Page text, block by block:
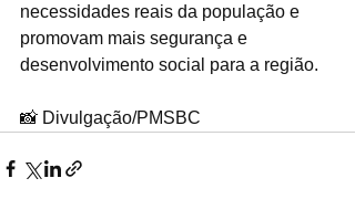
necessidades reais da população e
promovam mais segurança e
desenvolvimento social para a região.
📸 Divulgação/PMSBC